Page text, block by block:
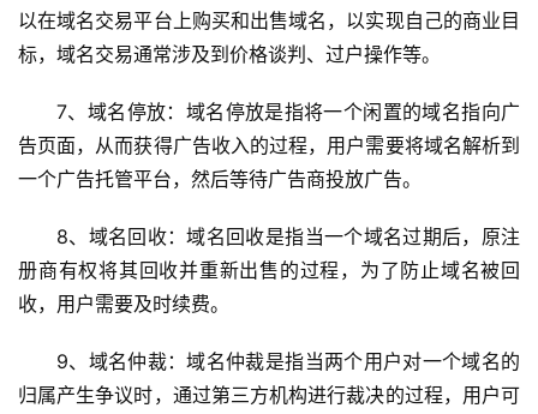
以在域名交易平台上购买和出售域名，以实现自己的商业目
标，域名交易通常涉及到价格谈判、过户操作等。
7、域名停放：域名停放是指将一个闲置的域名指向广
告页面，从而获得广告收入的过程，用户需要将域名解析到
一个广告托管平台，然后等待广告商投放广告。
8、域名回收：域名回收是指当一个域名过期后，原注
册商有权将其回收并重新出售的过程，为了防止域名被回
收，用户需要及时续费。
9、域名仲裁：域名仲裁是指当两个用户对一个域名的
归属产生争议时，通过第三方机构进行裁决的过程，用户可